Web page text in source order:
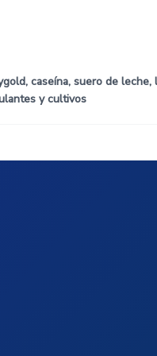
caseína, suero de leche,
y cultivos